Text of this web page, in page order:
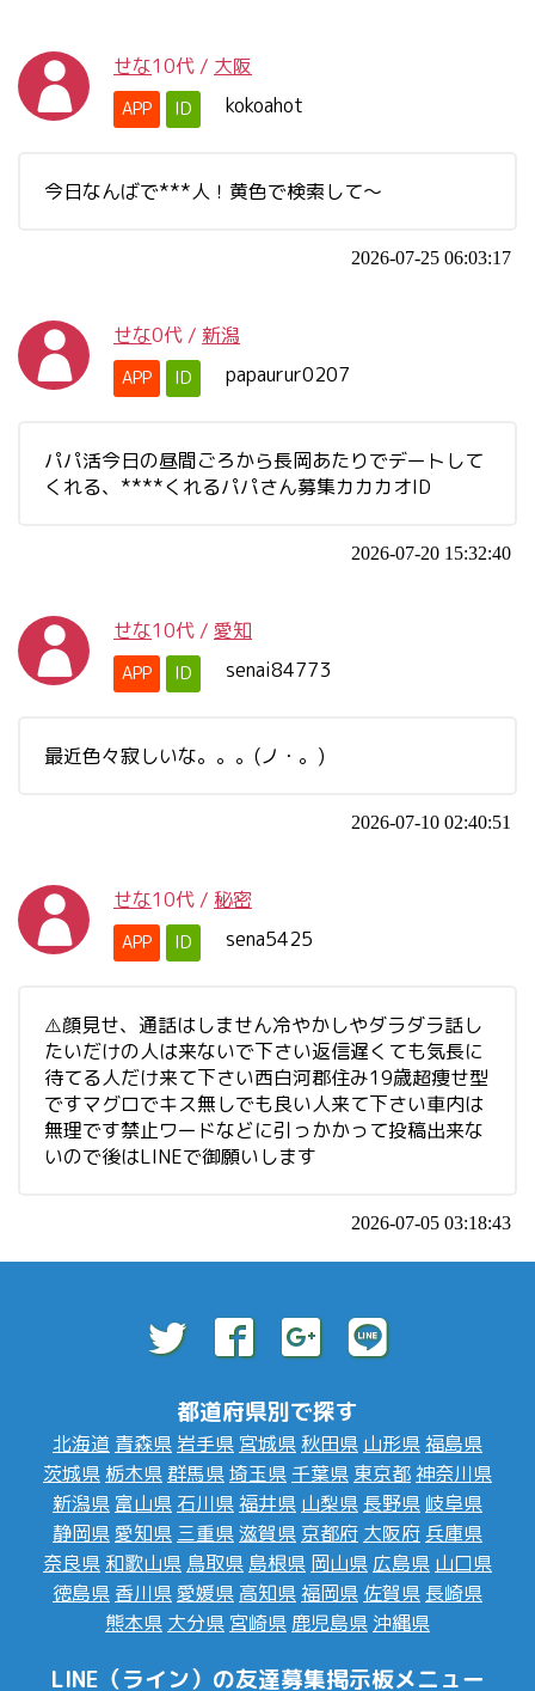
せな10代 / 大阪
APP ID kokoahot
今日なんばで***人！黄色で検索して〜
2026-07-25 06:03:17
せな0代 / 新潟
APP ID papaurur0207
パパ活今日の昼間ごろから長岡あたりでデートして
くれる、****くれるパパさん募集カカカオID
2026-07-20 15:32:40
せな10代 / 愛知
APP ID senai84773
最近色々寂しいな。。。(ノ・。)
2026-07-10 02:40:51
せな10代 / 秘密
APP ID sena5425
⚠️顔見せ、通話はしません冷やかしやダラダラ話し
たいだけの人は来ないで下さい返信遅くても気長に
待てる人だけ来て下さい西白河郡住み19歳超痩せ型
ですマグロでキス無しでも良い人来て下さい車内は
無理です禁止ワードなどに引っかかって投稿出来な
いので後はLINEで御願いします
2026-07-05 03:18:43
都道府県別で探す
北海道 青森県 岩手県 宮城県 秋田県 山形県福島県
茨城県 栃木県群馬県埼玉県 千葉県 東京都神奈川県
新潟県 富山県 石川県福井県 山梨県 長野県 岐阜県
静岡県愛知県 三重県滋賀県 京都府 大阪府 兵庫県
奈良県 和歌山県 鳥取県 島根県 岡山県 広島県 山口県
徳島県 香川県愛媛県 高知県福岡県 佐賀県 長崎県
熊本県 大分県 宮崎県 鹿児島県 沖縄県
LINE（ライン）の友達募集掲示板メニュー